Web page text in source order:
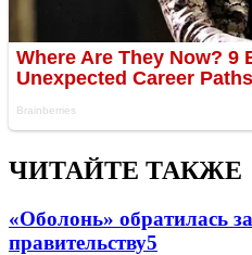
ЧИТАЙТЕ ТАКЖЕ
«Оболонь» обратилась
правительству5